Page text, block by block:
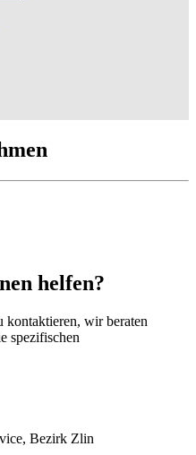
helfen?
kontaktieren, wir beraten
spezifischen
Bezirk Zlin